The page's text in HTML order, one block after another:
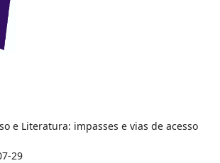
e Literatura: impasses e vias de acesso
29